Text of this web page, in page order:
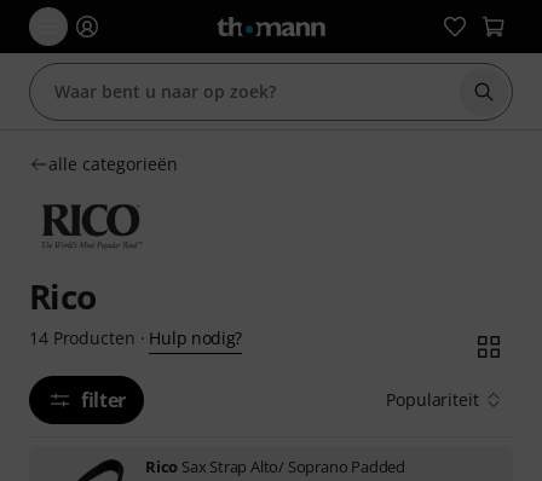
Zoek
alle categorieën
Rico
14 Producten · Hulp nodig?
filter Populariteit
Rico Sax Strap Alto/ Soprano Padded